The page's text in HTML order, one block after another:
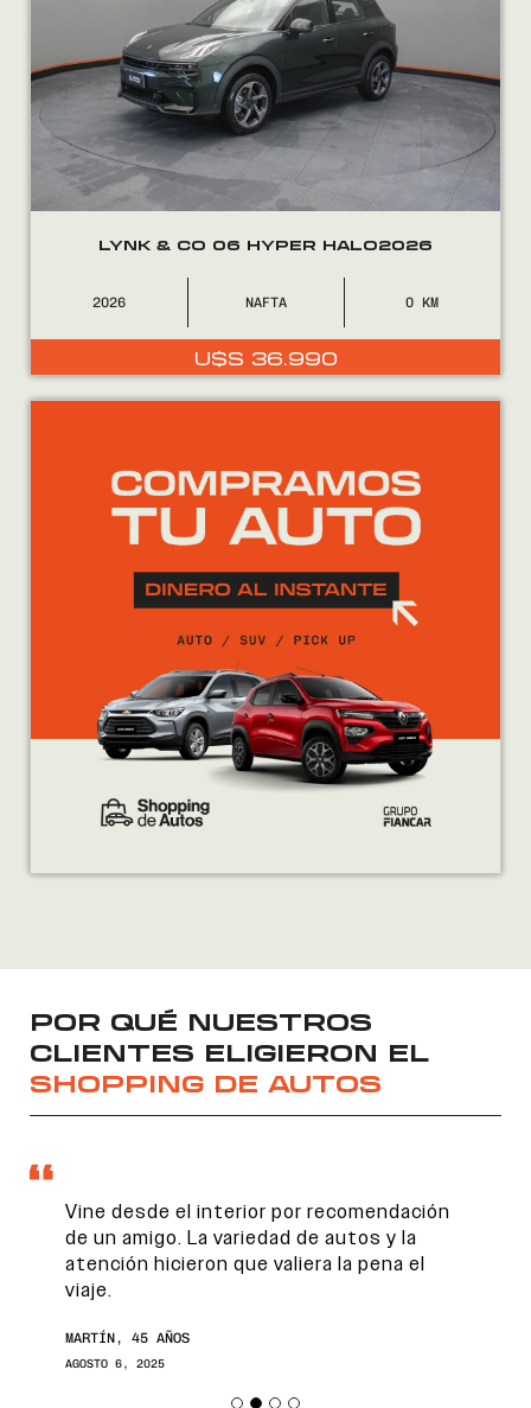
LYNK & CO 06 HYPER HALO2026
2026 NAFTA 0
U$S 36.990
POR QUÉ NUESTROS
CLIENTES ELIGIERON EL
SHOPPING DE AUTOS
Vine desde el interior por recomendación
de un amigo. La variedad de autos y la
atención hicieron que valiera la pena el
viaje.
MARTÍN, 45 AÑOS
AGOSTO 6, 2025